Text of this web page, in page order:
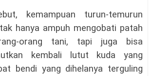
kemampuan turun-temurun
hanya ampuh mengobati patah
orang tani, tapi juga bisa
kembali lutut kuda yang
bendi yang dihelanya terguling